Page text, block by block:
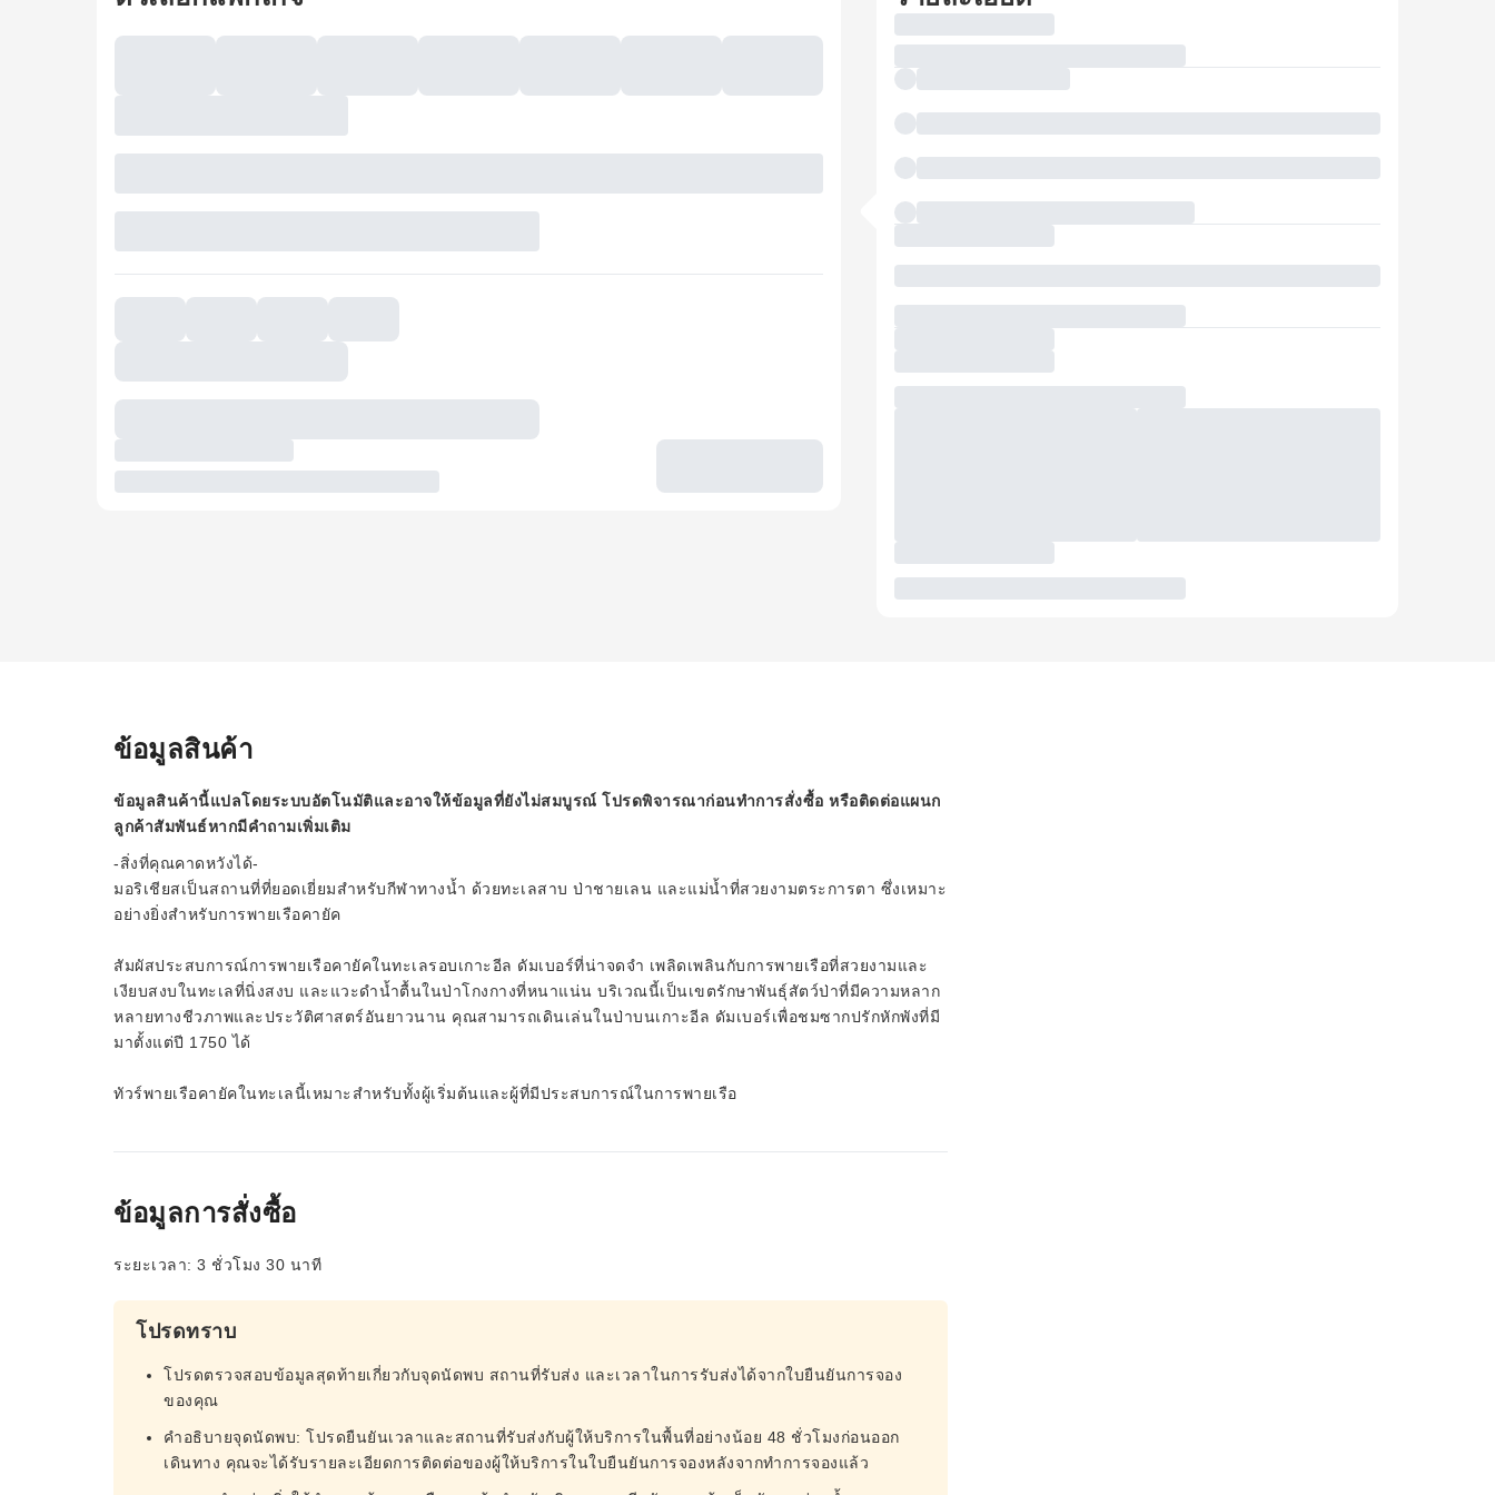
ข้อมูลสินค้า
ข้อมูลสินค้านี้แปลโดยระบบอัตโนมัติและอาจให้ข้อมูลที่ยังไม่สมบูรณ์ โปรดพิจารณาก่อนทำการสั่งซื้อ หรือติดต่อแผนก
ลูกค้าสัมพันธ์หากมีคำถามเพิ่มเติม
-สิ่งที่คุณคาดหวังได้-
มอริเชียสเป็นสถานที่ที่ยอดเยี่ยมสำหรับกีฬาทางน้ำ ด้วยทะเลสาบ ป่าชายเลน และแม่น้ำที่สวยงามตระการตา ซึ่งเหมาะ
อย่างยิ่งสำหรับการพายเรือคายัค
สัมผัสประสบการณ์การพายเรือคายัคในทะเลรอบเกาะอีล ดัมเบอร์ที่น่าจดจำ เพลิดเพลินกับการพายเรือที่สวยงามและ
เงียบสงบในทะเลที่นิ่งสงบ และแวะดำน้ำตื้นในป่าโกงกางที่หนาแน่น บริเวณนี้เป็นเขตรักษาพันธุ์สัตว์ป่าที่มีความหลาก
หลายทางชีวภาพและประวัติศาสตร์อันยาวนาน คุณสามารถเดินเล่นในป่าบนเกาะอีล ดัมเบอร์เพื่อชมซากปรักหักพังที่มี
มาตั้งแต่ปี 1750 ได้
ทัวร์พายเรือคายัคในทะเลนี้เหมาะสำหรับทั้งผู้เริ่มต้นและผู้ที่มีประสบการณ์ในการพายเรือ
ข้อมูลการสั่งซื้อ
ระยะเวลา: 3 ชั่วโมง 30 นาที
โปรดทราบ
โปรดตรวจสอบข้อมูลสุดท้ายเกี่ยวกับจุดนัดพบ สถานที่รับส่ง และเวลาในการรับส่งได้จากใบยืนยันการจอง
ของคุณ
คำอธิบายจุดนัดพบ: โปรดยืนยันเวลาและสถานที่รับส่งกับผู้ให้บริการในพื้นที่อย่างน้อย 48 ชั่วโมงก่อนออก
เดินทาง คุณจะได้รับรายละเอียดการติดต่อของผู้ให้บริการในใบยืนยันการจองหลังจากทำการจองแล้ว